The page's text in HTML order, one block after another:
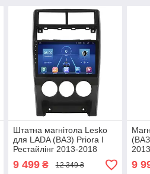
Штатна магнітола Lesko
для LADA (ВАЗ) Priora I
Рестайлінг 2013-2018
екран 9" 2/32Gb 4G Wi-Fi
GPS Top
9 499₴ 12 349 ₴ 9